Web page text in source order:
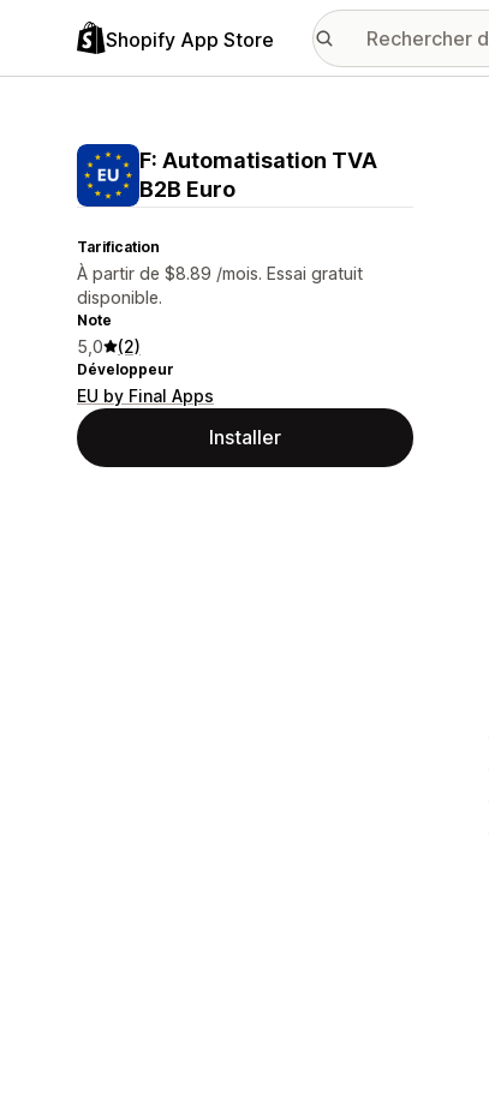
Shopify App Store
F: Automatisation TVA
B2B Euro
Tarification
À partir de $8.89 /mois. Essai gratuit
disponible.
Note
5,0 (2)
Développeur
EU by Final Apps
Installer